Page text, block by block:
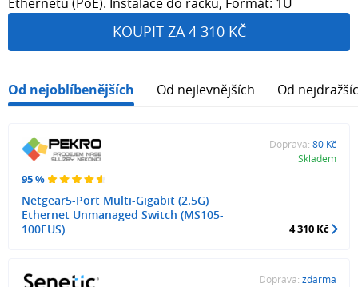
KOUPIT ZA 4 310 KČ
Od nejoblíbenějších Od nejlevnějších Od
95 %
Netgear5-Port Multi-Gigabit (2.5G)
Ethernet Unmanaged Switch (MS105-
100EUS)
Doprava: 80 Kč
Skladem
4 310 Kč
Doprava: zdarma